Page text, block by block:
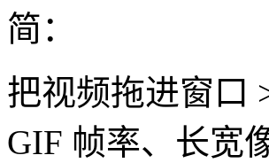
简：
把视频拖进窗口
GIF 帧率、长宽